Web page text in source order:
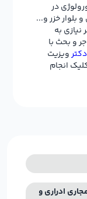
در
بلوار خزر و...
به
و بحث با
ویزیت
انجام
ادراری و